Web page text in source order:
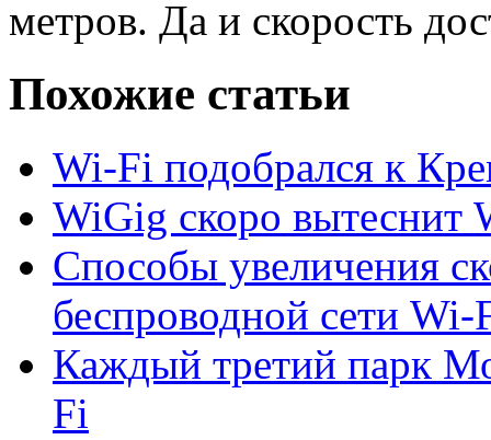
метров. Да и скорость
Похожие статьи
Wi-Fi подобрался к
WiGig скоро вытеснит
Способы увеличения
беспроводной сети Wi-
Каждый третий парк
Fi